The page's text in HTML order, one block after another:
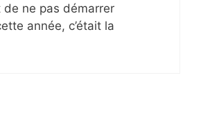
de ne pas démarrer
année, c’était la